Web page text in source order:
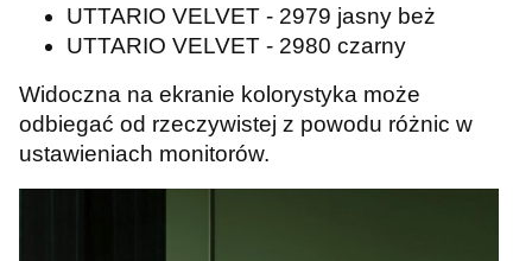
UTTARIO VELVET - 2979 jasny beż
UTTARIO VELVET - 2980 czarny
Widoczna na ekranie kolorystyka może
odbiegać od rzeczywistej z powodu różnic w
ustawieniach monitorów.